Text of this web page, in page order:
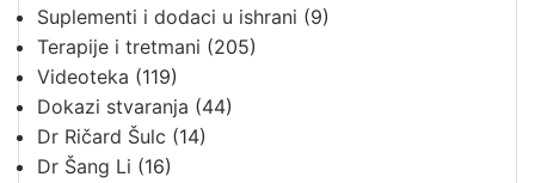
Suplementi i dodaci u ishrani (9)
Terapije i tretmani (205)
Videoteka (119)
Dokazi stvaranja (44)
Dr Ričard Šulc (14)
Dr Šang Li (16)